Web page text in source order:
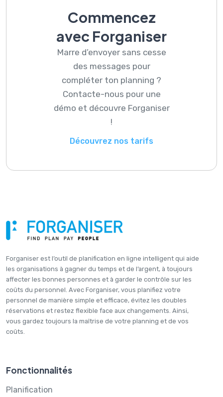
Commencez
avec Forganiser
Marre d’envoyer sans cesse
des messages pour
compléter ton planning ?
Contacte-nous pour une
démo et découvre Forganiser
!
Découvrez nos tarifs
Forganiser est l’outil de planification en ligne intelligent qui aide
les organisations à gagner du temps et de l’argent, à toujours
affecter les bonnes personnes et à garder le contrôle sur les
coûts du personnel. Avec Forganiser, vous planifiez votre
personnel de manière simple et efficace, évitez les doubles
réservations et restez flexible face aux changements. Ainsi,
vous gardez toujours la maîtrise de votre planning et de vos
coûts.
Fonctionnalités
Planification